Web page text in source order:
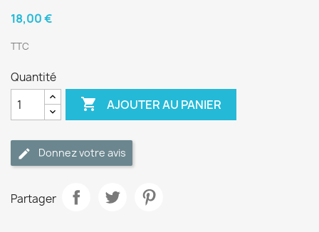
18,00 €
TTC
Quantité
 AJOUTER AU PANIER
Donnez votre avis
Partager